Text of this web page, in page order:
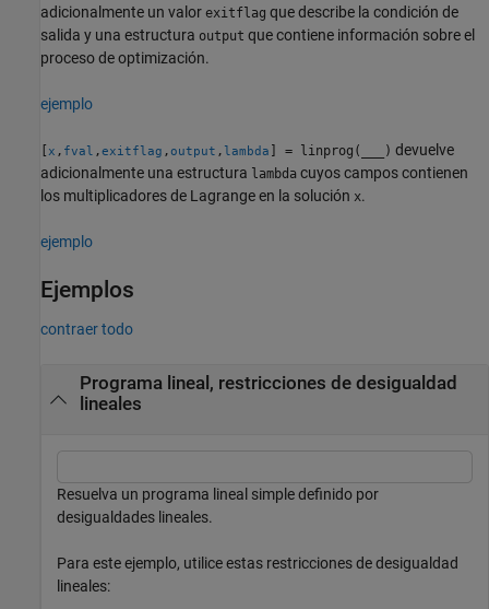
adicionalmente un valor exitflag que describe la condición de
salida y una estructura output que contiene información sobre el
proceso de optimización.
ejemplo
[x , fval ,exitflag ,output , lambda ] = linprog( ) devuelve
adicionalmente una estructura lambda cuyos campos contienen
los multiplicadores de Lagrange en la solución x.
ejemplo
Ejemplos
contraer todo
Programa lineal, restricciones de desigualdad
lineales
Resuelva un programa lineal simple definido por
desigualdades lineales.
Para este ejemplo, utilice estas restricciones de desigualdad
lineales: